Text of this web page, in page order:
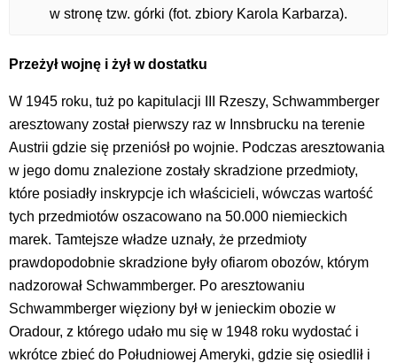
w stronę tzw. górki (fot. zbiory Karola Karbarza).
Przeżył wojnę i żył w dostatku
W 1945 roku, tuż po kapitulacji III Rzeszy, Schwammberger
aresztowany został pierwszy raz w Innsbrucku na terenie
Austrii gdzie się przeniósł po wojnie. Podczas aresztowania
w jego domu znalezione zostały skradzione przedmioty,
które posiadły inskrypcje ich właścicieli, wówczas wartość
tych przedmiotów oszacowano na 50.000 niemieckich
marek. Tamtejsze władze uznały, że przedmioty
prawdopodobnie skradzione były ofiarom obozów, którym
nadzorował Schwammberger. Po aresztowaniu
Schwammberger więziony był w jenieckim obozie w
Oradour, z którego udało mu się w 1948 roku wydostać i
wkrótce zbieć do Południowej Ameryki, gdzie się osiedlił i